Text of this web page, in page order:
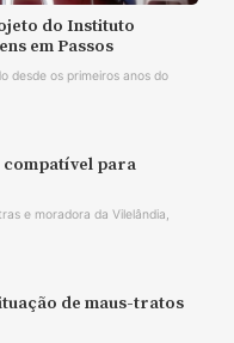
do Instituto
em Passos
desde os primeiros anos do
compatível para
e moradora da Vilelândia,
de maus-tratos